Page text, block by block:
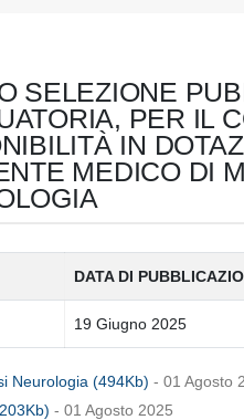
SELEZIONE
PER IL
IN
MEDICO DI
DATA DI
19 Giugno 2025
Neurologia (494Kb) - 01 Agosto
- 01 Agosto 2025